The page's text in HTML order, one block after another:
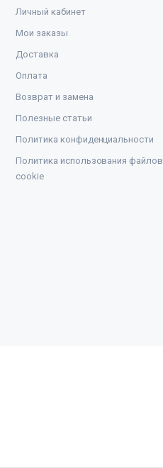
Личный кабинет
Мои заказы
Доставка
Оплата
Возврат и замена
Полезные статьи
Политика конфиденциальности
Политика использования файлов
cookie